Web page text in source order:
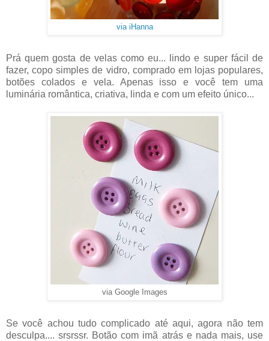
via iHanna
Prá quem gosta de velas como eu... lindo e super fácil de
fazer, copo simples de vidro, comprado em lojas populares,
botões colados e vela. Apenas isso e você tem uma
luminária romântica, criativa, linda e com um efeito único...
via Google Images
Se você achou tudo complicado até aqui, agora não tem
desculpa.... srsrssr. Botão com imã atrás e nada mais, use